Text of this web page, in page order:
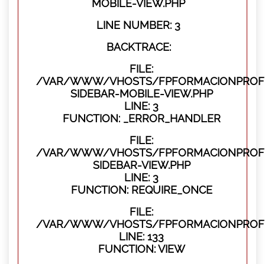
MOBILE-VIEW.PHP
LINE NUMBER: 3
BACKTRACE:
FILE:
/VAR/WWW/VHOSTS/
SIDEBAR-MOBILE-VIEW.PHP
LINE: 3
FUNCTION: _ERROR_HANDLER
FILE:
/VAR/WWW/VHOSTS/
SIDEBAR-VIEW.PHP
LINE: 3
FUNCTION: REQUIRE_ONCE
FILE:
/VAR/WWW/VHOSTS/
LINE: 133
FUNCTION: VIEW